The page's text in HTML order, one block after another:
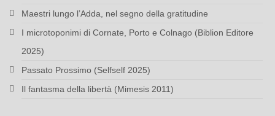
Maestri lungo l’Adda, nel segno della gratitudine
I microtoponimi di Cornate, Porto e Colnago (Biblion Editore
2025)
Passato Prossimo (Selfself 2025)
Il fantasma della libertà (Mimesis 2011)